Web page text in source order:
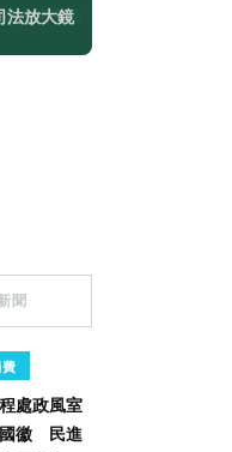
法放大鏡
聞
處政風室
國徽 民進